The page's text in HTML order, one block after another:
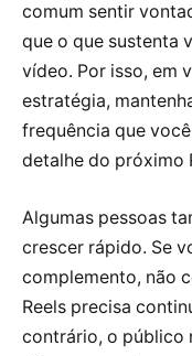
comum sentir
que o que sustenta
vídeo. Por isso, em
estratégia,
frequência que
detalhe do próximo
Algumas pessoas
crescer rápido. Se
complemento, não
Reels precisa
contrário, o público